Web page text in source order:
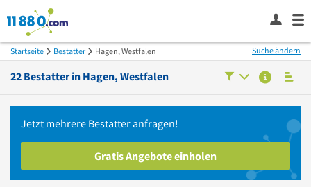
Startseite Bestatter Hagen, Westfalen
22 Bestatter in Hagen, Westfalen
Suche ändern
Jetzt mehrere Bestatter anfragen!
Gratis Angebote einholen